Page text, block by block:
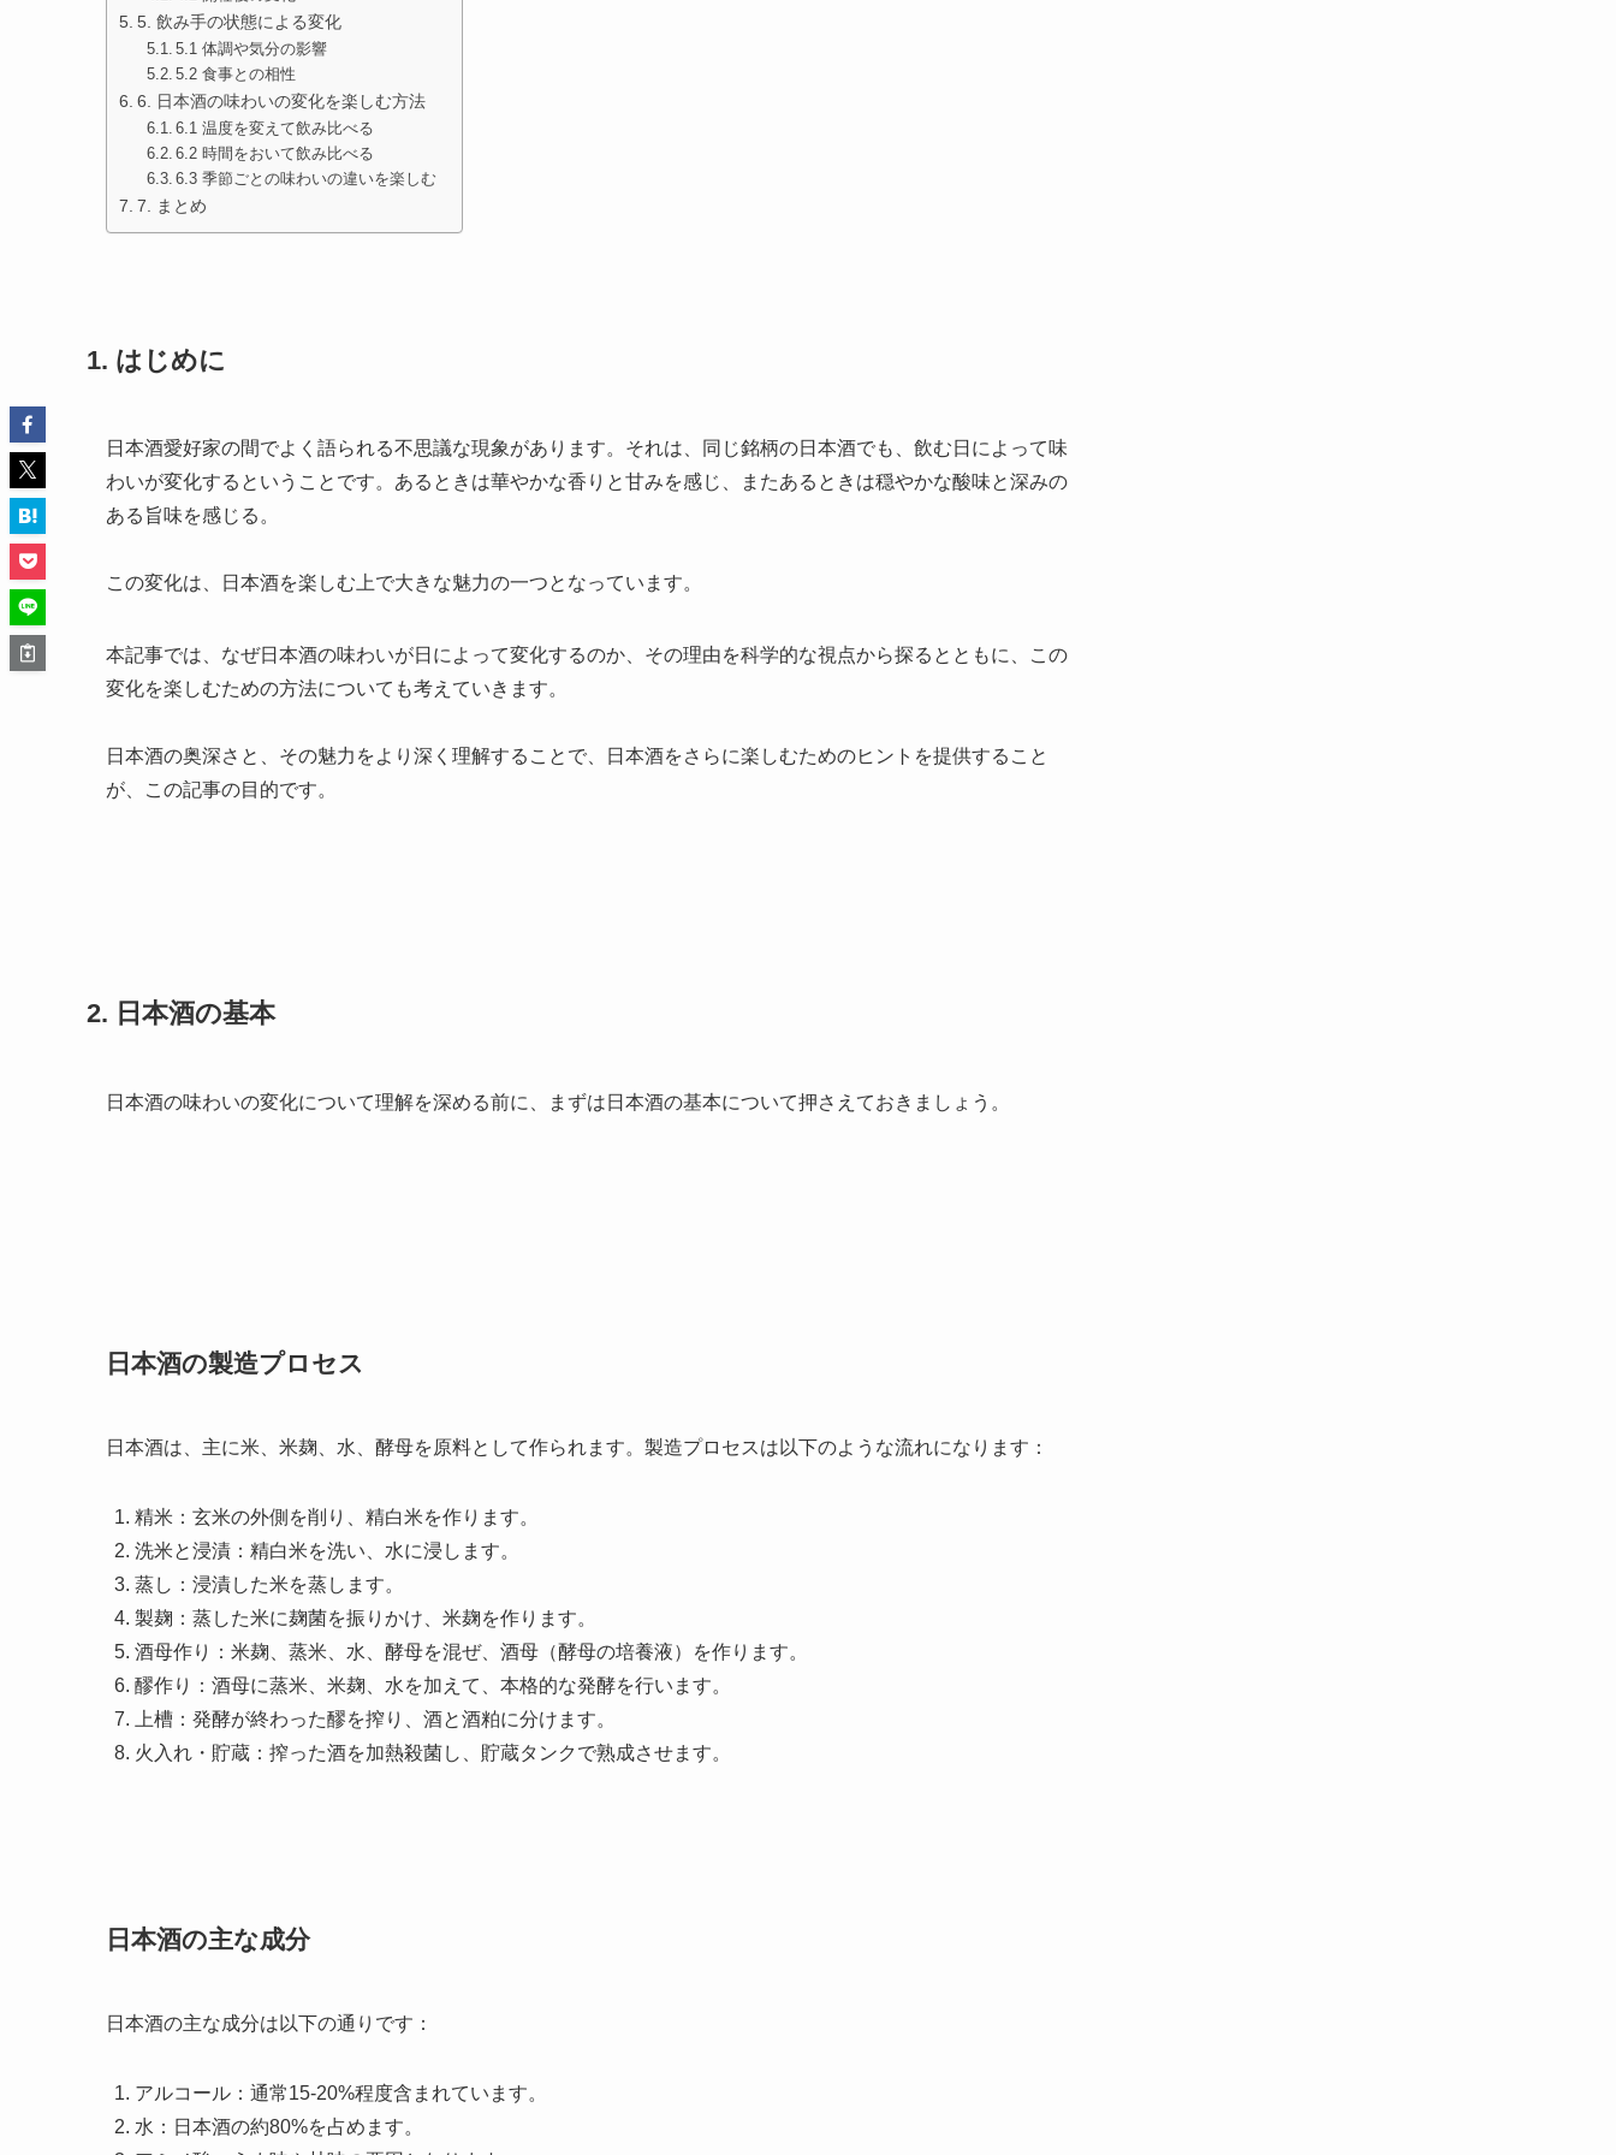
5. 飲み手の状態による変化
5.1 体調や気分の影響
5.2 食事との相性
6. 日本酒の味わいの変化を楽しむ方法
6.1 温度を変えて飲み比べる
6.2 時間をおいて飲み比べる
6.3 季節ごとの味わいの違いを楽しむ
7. まとめ
1. はじめに
日本酒愛好家の間でよく語られる不思議な現象があります。それは、同じ銘柄の日本酒でも、飲む日によって味
わいが変化するということです。あるときは華やかな香りと甘みを感じ、またあるときは穏やかな酸味と深みの
ある旨味を感じる。
この変化は、日本酒を楽しむ上で大きな魅力の一つとなっています。
本記事では、なぜ日本酒の味わいが日によって変化するのか、その理由を科学的な視点から探るとともに、この
変化を楽しむための方法についても考えていきます。
日本酒の奥深さと、その魅力をより深く理解することで、日本酒をさらに楽しむためのヒントを提供すること
が、この記事の目的です。
2. 日本酒の基本
日本酒の味わいの変化について理解を深める前に、まずは日本酒の基本について押さえておきましょう。
日本酒の製造プロセス
日本酒は、主に米、米麹、水、酵母を原料として作られます。製造プロセスは以下のような流れになります：
精米：玄米の外側を削り、精白米を作ります。
洗米と浸漬：精白米を洗い、水に浸します。
蒸し：浸漬した米を蒸します。
製麹：蒸した米に麹菌を振りかけ、米麹を作ります。
酒母作り：米麹、蒸米、水、酵母を混ぜ、酒母（酵母の培養液）を作ります。
醪作り：酒母に蒸米、米麹、水を加えて、本格的な発酵を行います。
上槽：発酵が終わった醪を搾り、酒と酒粕に分けます。
火入れ・貯蔵：搾った酒を加熱殺菌し、貯蔵タンクで熟成させます。
日本酒の主な成分
日本酒の主な成分は以下の通りです：
アルコール：通常15-20%程度含まれています。
水：日本酒の約80%を占めます。